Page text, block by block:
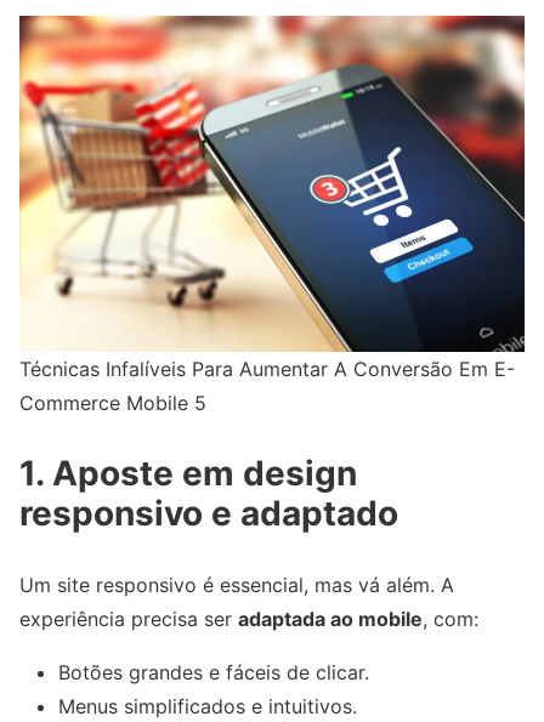
Técnicas Infalíveis Para Aumentar A Conversão Em E-
Commerce Mobile 5
1. Aposte em design
responsivo e adaptado
Um site responsivo é essencial, mas vá além. A
experiência precisa ser adaptada ao mobile, com:
Botões grandes e fáceis de clicar.
Menus simplificados e intuitivos.